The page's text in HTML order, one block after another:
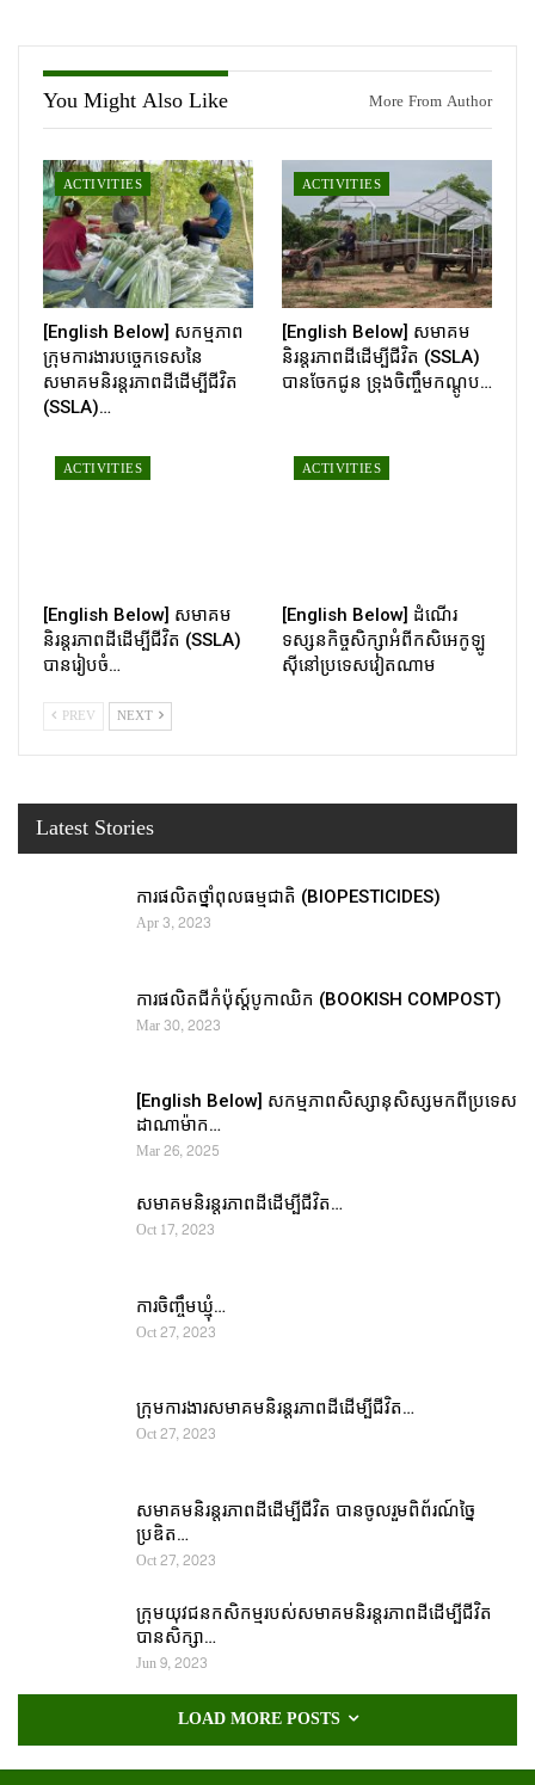
You Might Also Like More From Author
ACTIVITIES
[English Below] សកម្មភាព
ក្រុមការងារបច្ចេកទេសនៃ
សមាគមនិរន្តរភាពដីដើម្បីជីវិត
(SSLA)…
ACTIVITIES
[English Below] សមាគម
និរន្តរភាពដីដើម្បីជីវិត (SSLA)
បានចែកជូន ទ្រុងចិញ្ចឹមកណ្ដូប…
ACTIVITIES
[English Below] សមាគម
និរន្តរភាពដីដើម្បីជីវិត (SSLA)
បានរៀបចំ…
ACTIVITIES
[English Below] ដំណើរ
ទស្សនកិច្ចសិក្សាអំពីកសិអេកូឡូ
ស៊ីនៅប្រទេសវៀតណាម
PREV NEXT
Latest Stories
ការផលិតថ្នាំពុលធម្មជាតិ (BIOPESTICIDES)
Apr 3, 2023
ការផលិតជីកំប៉ុស្ដ៍បូកាឈិក (BOOKISH COMPOST)
Mar 30, 2023
[English Below] សកម្មភាពសិស្សានុសិស្សមកពីប្រទេស
ដាណាម៉ាក…
Mar 26, 2025
សមាគមនិរន្តរភាពដីដើម្បីជីវិត…
Oct 17, 2023
ការចិញ្ចឹមឃ្មុំ…
Oct 27, 2023
ក្រុមការងារសមាគមនិរន្តរភាពដីដើម្បីជីវិត…
Oct 27, 2023
សមាគមនិរន្តរភាពដីដើម្បីជីវិត បានចូលរួមពិព័រណ៍ច្នៃ
ប្រឌិត…
Oct 27, 2023
ក្រុមយុវជនកសិកម្មរបស់សមាគមនិរន្តរភាពដីដើម្បីជីវិត
បានសិក្សា…
Jun 9, 2023
LOAD MORE POSTS